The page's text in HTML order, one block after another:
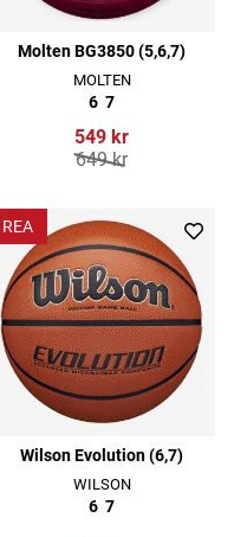
Molten BG3850 (5,6,7)
MOLTEN
6 7
549 kr
649 kr
REA
Wilson Evolution (6,7)
WILSON
6 7